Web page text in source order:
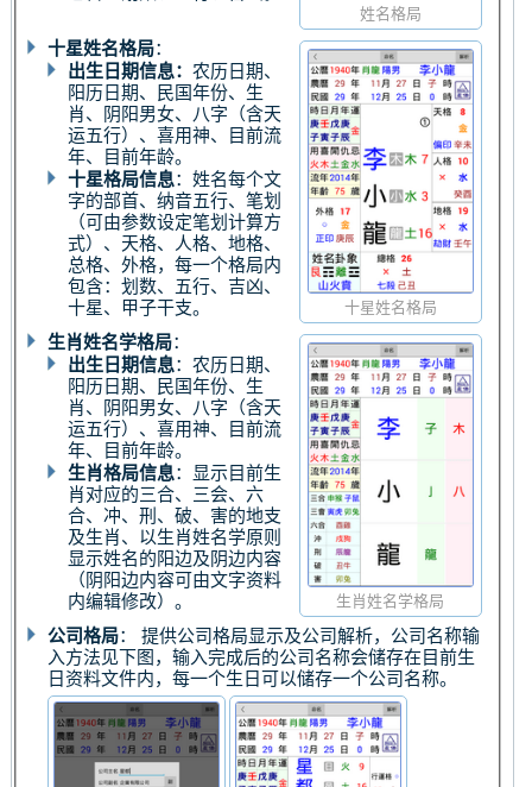
姓名格局
十星姓名格局
十星姓名格局：
出生日期信息：农历日期、
阳历日期、民国年份、生
肖、阴阳男女、八字（含天
运五行）、喜用神、目前流
年、目前年龄。
十星格局信息：姓名每个文
字的部首、纳音五行、笔划
（可由参数设定笔划计算方
式）、天格、人格、地格、
总格、外格，每一个格局内
包含：划数、五行、吉凶、
十星、甲子干支。
生肖姓名学格局
生肖姓名学格局：
出生日期信息：农历日期、
阳历日期、民国年份、生
肖、阴阳男女、八字（含天
运五行）、喜用神、目前流
年、目前年龄。
生肖格局信息：显示目前生
肖对应的三合、三会、六
合、冲、刑、破、害的地支
及生肖、以生肖姓名学原则
显示姓名的阳边及阴边内容
（阴阳边内容可由文字资料
内编辑修改）。
公司格局： 提供公司格局显示及公司解析，公司名称输
入方法见下图，输入完成后的公司名称会储存在目前生
日资料文件内，每一个生日可以储存一个公司名称。